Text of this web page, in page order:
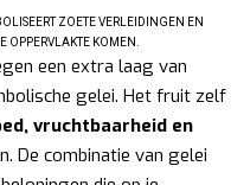
ZOETE VERLEIDINGEN EN
KOMEN.
een extra laag van
gelei. Het fruit zelf
vruchtbaarheid en
De combinatie van gelei